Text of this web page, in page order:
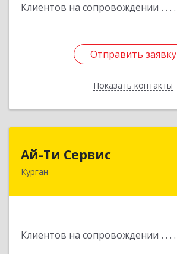
Клиентов на сопровождении
Отправить заявку
Показать контакты
Отправить заявку
Назад
Ай-Ти Сервис
Курган
Клиентов на сопровождении